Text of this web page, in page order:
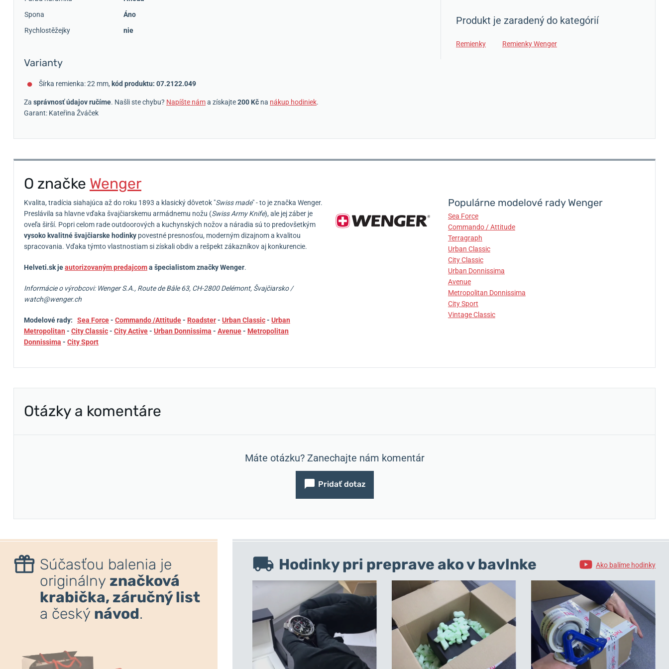
Spona
Áno
Rychlostěžejky
nie
Varianty
Šírka remienka: 22 mm, kód produktu: 07.2122.049
Za správnosť údajov ručíme. Našli ste chybu? Napíšte náma získajte200 Kč na nákup hodiniek.
Garant: Kateřina Žváček
Produkt je zaradený do kategórií
Remienky Remienky Wenger
O značke Wenger
Kvalita, tradícia siahajúca až do roku 1893 a klasický dôvetok "Swiss made" - to je značka Wenger.
Preslávila sa hlavne vďaka švajčiarskemu armádnemu nožu (Swiss Army Knife), ale jej záber je
oveľa širší. Popri celom rade outdoorových a kuchynských nožov a náradia sú to predovšetkým
vysoko kvalitné švajčiarske hodinky povestné presnosťou, moderným dizajnom a kvalitou
spracovania. Vďaka týmto vlastnostiam si získali obdiv a rešpekt zákazníkov aj konkurencie.
Helveti.sk jeautorizovaným predajcoma špecialistom značkyWenger.
Informácie o výrobcovi: Wenger S.A., Route de Bâle 63, CH-2800 Delémont, Švajčiarsko /
watch@wenger.ch
Modelové rady: Sea Force- Commando /Attitude- Roadster- Urban Classic- Urban
Metropolitan - City Classic- City Active- Urban Donnissima - Avenue- Metropolitan
Donnissima - City Sport
Populárne modelové rady Wenger
Sea Force
Commando / Attitude
Terragraph
Urban Classic
City Classic
Urban Donnissima
Avenue
Metropolitan Donnissima
City Sport
Vintage Classic
Otázky a komentáre
Máte otázku? Zanechajte nám komentár
Pridať dotaz
Súčasťou balenia je
originálny značková
krabička, záručný list
a český návod.
Ako balíme hodinky
Hodinky pri preprave ako v bavlnke